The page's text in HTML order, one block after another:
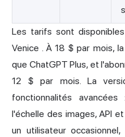
Les tarifs sont
Venice . À 18 $ par mois,
que ChatGPT Plus, et
12 $ par mois. La
fonctionnalités
l'échelle des images, API
un utilisateur